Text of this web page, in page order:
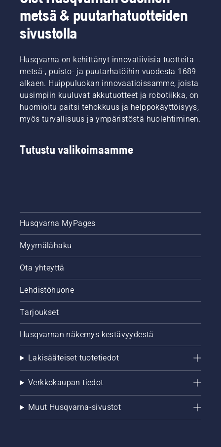
että
terälevyn
käyttöikää.
Tämä
kertoo
lyhyesti,
kuinka
tarkistat
moottorisahan
voitelujärjestelmän
toiminnan.
määrä.
on
vapautettu.
muutaman
senttimetrin
päähän
puusta
ja anna
kaasua.
Voitelujärjestelmä
jos puun
rungolle
kertyy
joka
edustaa
tuotteidemme
vaativimpia
joutua
vaihtamaan
on kaksi
tapaa.
Molemmat
esitellään
alla
olevalla
metsä & puutarhatuotteiden
sivustolla
Husqvarna on kehittänyt innovatiivisia tuotteita
metsä-, puisto- ja puutarhatöihin vuodesta 1689
alkaen. Huippuluokan innovaatioissamme, joista
uusimpiin kuuluvat akkutuotteet ja robotiikka, on
huomioitu paitsi tehokkuus ja helppokäyttöisyys,
myös turvallisuus ja ympäristöstä huolehtiminen.
Tutustu valikoimaamme
Husqvarna MyPages
Myymälähaku
Ota yhteyttä
Lehdistöhuone
Tarjoukset
Husqvarnan näkemys kestävyydestä
Lakisääteiset tuotetiedot
Verkkokaupan tiedot
Muut Husqvarna-sivustot